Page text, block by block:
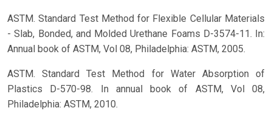
ASTM. Standard Test Method for Flexible Cellular Materials
- Slab, Bonded, and Molded Urethane Foams D-3574-11. In:
Annual book of ASTM, Vol 08, Philadelphia: ASTM, 2005.
ASTM. Standard Test Method for Water Absorption of
Plastics D-570-98. In annual book of ASTM, Vol 08,
Philadelphia: ASTM, 2010.